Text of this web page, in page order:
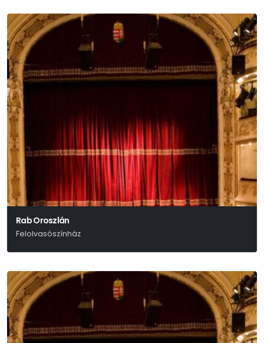
Rab Oroszlán
Felolvasószínház